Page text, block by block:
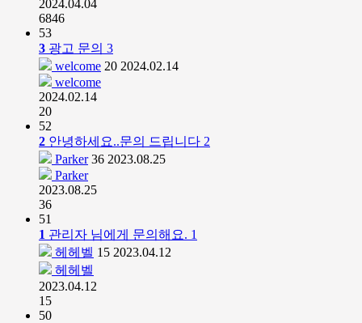
2024.04.04
6846
53
3 광고 문의 3
welcome 20 2024.02.14
welcome
2024.02.14
20
52
2 안녕하세요..문의 드립니다 2
Parker 36 2023.08.25
Parker
2023.08.25
36
51
1 관리자 님에게 문의해요. 1
헤헤벨 15 2023.04.12
헤헤벨
2023.04.12
15
50